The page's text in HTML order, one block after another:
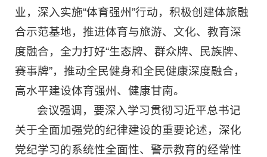
业，深入实施“体育强州”行动，积极创建体旅融
合示范基地，推进体育与旅游、文化、教育深
度融合，全力打好“生态牌、群众牌、民族牌、
赛事牌”，推动全民健身和全民健康深度融合，
高水平建设体育强州、健康甘南。
会议强调，要深入学习贯彻习近平总书记
关于全面加强党的纪律建设的重要论述，深化
党纪学习的系统性全面性、警示教育的经常性